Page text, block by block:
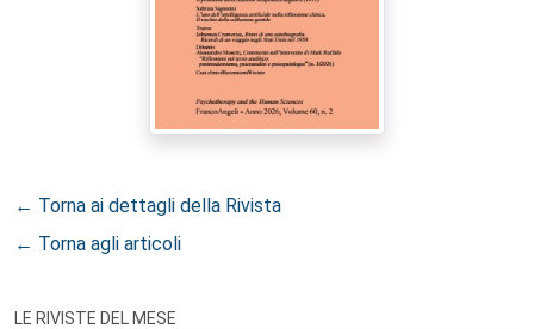
← Torna ai dettagli della Rivista
← Torna agli articoli
LE RIVISTE DEL MESE